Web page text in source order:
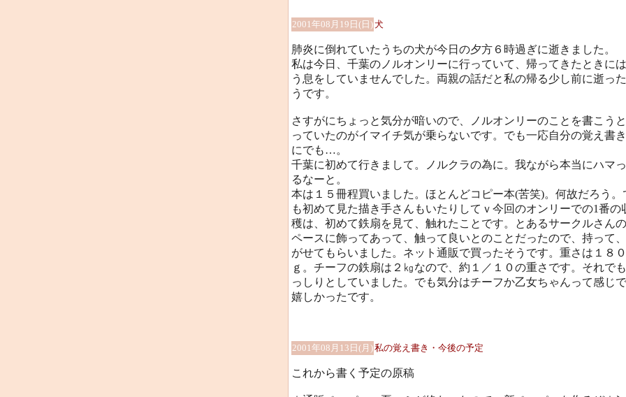
2001年08月19日(日)犬
肺炎に倒れていたうちの犬が今日の夕方６時過ぎに逝きました。
私は今日、千葉のノルオンリーに行っていて、帰ってきたときに
う息をしていませんでした。両親の話だと私の帰る少し前に逝っ
うです。
さすがにちょっと気分が暗いので、ノルオンリーのことを書こう
っていたのがイマイチ気が乗らないです。でも一応自分の覚え書
にでも…。
千葉に初めて行きまして。ノルクラの為に。我ながら本当にハマ
るなーと。
本は１５冊程買いました。ほとんどコピー本(苦笑)。何故だろう。
も初めて見た描き手さんもいたりしてｖ今回のオンリーでの1番の
穫は、初めて鉄扇を見て、触れたことです。とあるサークルさん
ペースに飾ってあって、触って良いとのことだったので、持って
がせてもらいました。ネット通販で買ったそうです。重さは１８０
ｇ。チーフの鉄扇は２㎏なので、約１／１０の重さです。それで
っしりとしていました。でも気分はチーフか乙女ちゃんって感じで
嬉しかったです。
2001年08月13日(月)私の覚え書き・今後の予定
これから書く予定の原稿